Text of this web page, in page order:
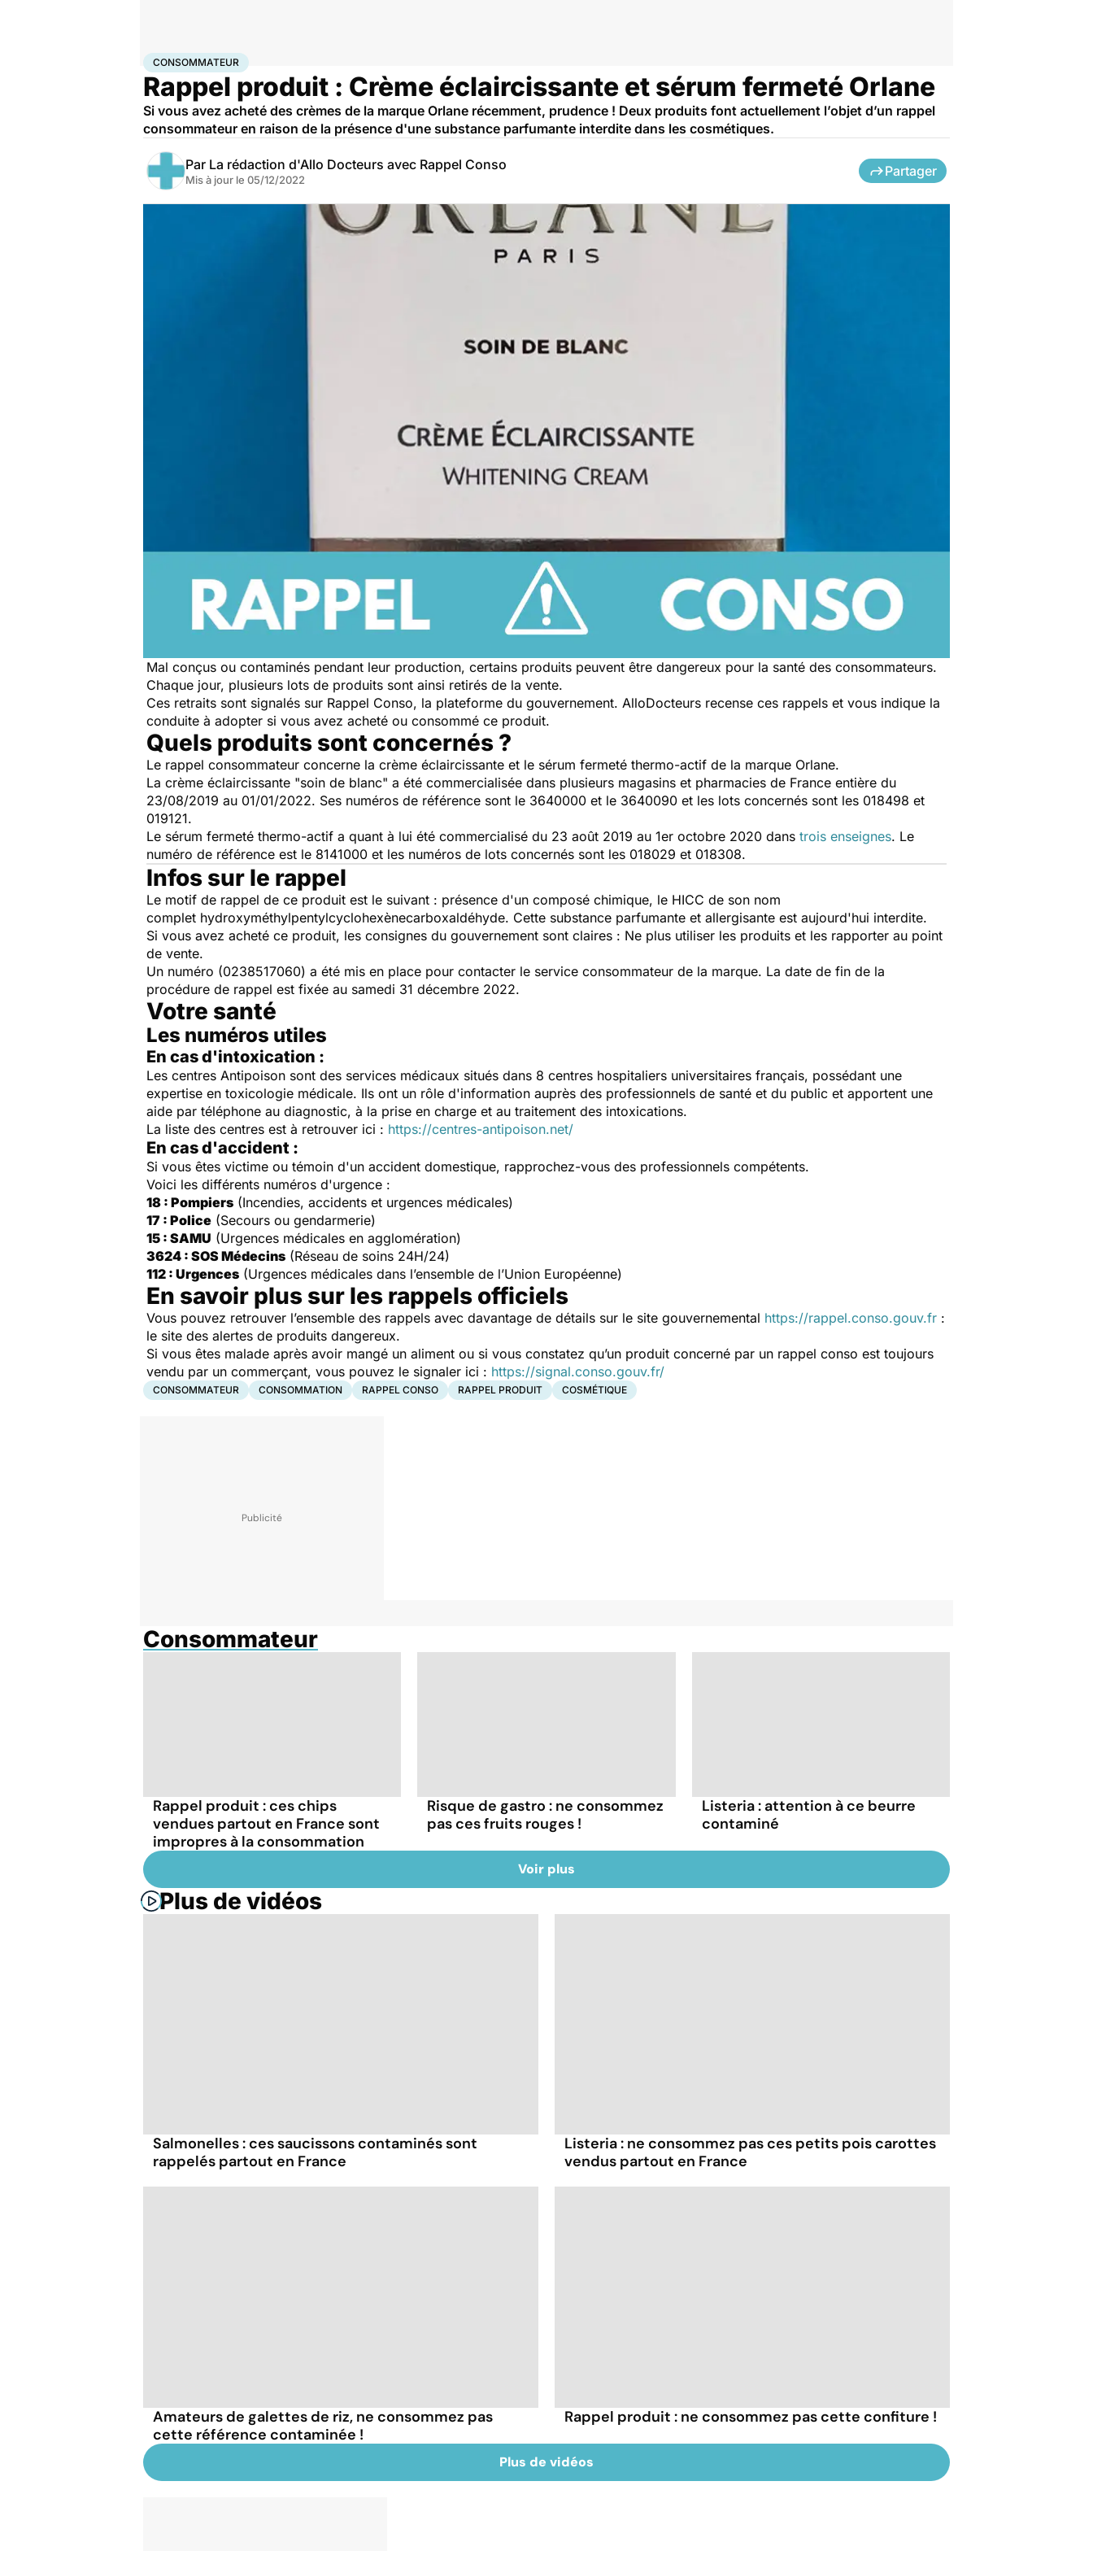
AccueilSantéConsommateur
CONSOMMATEUR
Rappel produit : Crème éclaircissante et sérum fermeté Orlane
Si vous avez acheté des crèmes de la marque Orlane récemment, prudence ! Deux produits font actuellement l’objet d’un rappel
consommateur en raison de la présence d'une substance parfumante interdite dans les cosmétiques.
Par La rédaction d'Allo Docteurs avec Rappel Conso
Mis à jour le 05/12/2022
Partager
Mal conçus ou contaminés pendant leur production, certains produits peuvent être dangereux pour la santé des consommateurs.
Chaque jour, plusieurs lots de produits sont ainsi retirés de la vente.
Ces retraits sont signalés sur Rappel Conso, la plateforme du gouvernement. AlloDocteurs recense ces rappels et vous indique la
conduite à adopter si vous avez acheté ou consommé ce produit.
Quels produits sont concernés ?
Le rappel consommateur concerne la crème éclaircissante et le sérum fermeté thermo-actif de la marque Orlane.
La crème éclaircissante "soin de blanc" a été commercialisée dans plusieurs magasins et pharmacies de France entière du
23/08/2019 au 01/01/2022. Ses numéros de référence sont le 3640000 et le 3640090 et les lots concernés sont les 018498 et
019121.
Le sérum fermeté thermo-actif a quant à lui été commercialisé du 23 août 2019 au 1er octobre 2020 dans trois enseignes. Le
numéro de référence est le 8141000 et les numéros de lots concernés sont les 018029 et 018308.
Infos sur le rappel
Le motif de rappel de ce produit est le suivant : présence d'un composé chimique, le HICC de son nom
complet hydroxyméthylpentylcyclohexènecarboxaldéhyde. Cette substance parfumante et allergisante est aujourd'hui interdite.
Si vous avez acheté ce produit, les consignes du gouvernement sont claires : Ne plus utiliser les produits et les rapporter au point
de vente.
Un numéro (0238517060) a été mis en place pour contacter le service consommateur de la marque. La date de fin de la
procédure de rappel est fixée au samedi 31 décembre 2022.
Votre santé
Les numéros utiles
En cas d'intoxication :
Les centres Antipoison sont des services médicaux situés dans 8 centres hospitaliers universitaires français, possédant une
expertise en toxicologie médicale. Ils ont un rôle d'information auprès des professionnels de santé et du public et apportent une
aide par téléphone au diagnostic, à la prise en charge et au traitement des intoxications.
La liste des centres est à retrouver ici : https://centres-antipoison.net/
En cas d'accident :
Si vous êtes victime ou témoin d'un accident domestique, rapprochez-vous des professionnels compétents.
Voici les différents numéros d'urgence :
18 : Pompiers (Incendies, accidents et urgences médicales)
17 : Police (Secours ou gendarmerie)
15 : SAMU (Urgences médicales en agglomération)
3624 : SOS Médecins (Réseau de soins 24H/24)
112 : Urgences (Urgences médicales dans l’ensemble de l’Union Européenne)
En savoir plus sur les rappels officiels
Vous pouvez retrouver l’ensemble des rappels avec davantage de détails sur le site gouvernemental https://rappel.conso.gouv.fr :
le site des alertes de produits dangereux.
Si vous êtes malade après avoir mangé un aliment ou si vous constatez qu’un produit concerné par un rappel conso est toujours
vendu par un commerçant, vous pouvez le signaler ici : https://signal.conso.gouv.fr/
CONSOMMATEUR CONSOMMATION RAPPEL CONSO RAPPEL PRODUIT COSMÉTIQUE
Consommateur
Rappel produit : ces chips
vendues partout en France sont
impropres à la consommation
Risque de gastro : ne consommez
pas ces fruits rouges !
Listeria : attention à ce beurre
contaminé
Voir plus
Plus de vidéos
Salmonelles : ces saucissons contaminés sont
rappelés partout en France
Listeria : ne consommez pas ces petits pois carottes
vendus partout en France
Amateurs de galettes de riz, ne consommez pas
cette référence contaminée !
Rappel produit : ne consommez pas cette confiture !
Plus de vidéos